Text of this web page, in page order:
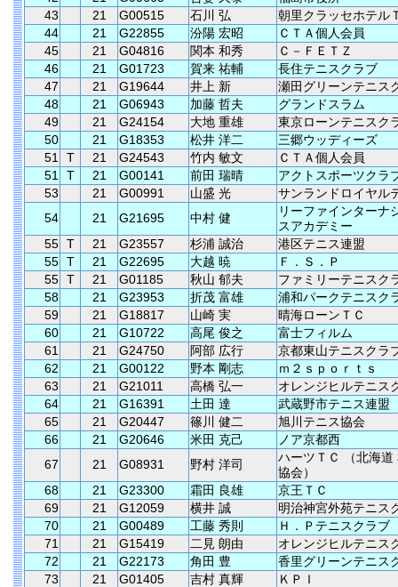
43
21 G00515 石川 弘
朝里クラッセホテル
44
21 G22855 汾陽 宏昭
ＣＴＡ個人会員
45
21 G04816 関本 和秀
Ｃ－ＦＥＴＺ
46
21 G01723 賀来 祐輔
長住テニスクラブ
47
21 G19644 井上 新
瀬田グリーンテニス
48
21 G06943 加藤 哲夫
グランドスラム
49
21 G24154 大地 重雄
東京ローンテニスク
50
21 G18353 松井 洋二
三郷ウッディーズ
51
T 21 G24543 竹内 敏文
ＣＴＡ個人会員
51
T 21 G00141 前田 瑞晴
アクトスポーツクラ
53
21 G00991 山盛 光
サンランドロイヤル
54
21 G21695 中村 健
リーファインターナ
スアカデミー
55 T 21 G23557 杉浦 誠治
港区テニス連盟
55 T 21 G22695 大越 暁
Ｆ．Ｓ．Ｐ
55 T 21 G01185 秋山 郁夫
ファミリーテニスク
58
21 G23953 折茂 富雄
浦和パークテニスク
59
21 G18817 山崎 実
晴海ローンＴＣ
60
21 G10722 高尾 俊之
富士フィルム
61
21 G24750 阿部 広行
京都東山テニスクラ
62
21 G00122 野本 剛志
ｍ２ｓｐｏｒｔｓ
63
21 G21011 高橋 弘一
オレンジヒルテニス
64
21 G16391 土田 達
武蔵野市テニス連盟
65
21 G20447 篠川 健二
旭川テニス協会
66
21 G20646 米田 克己
ノア京都西
67
21 G08931 野村 洋司
ハーツＴＣ （北海道
協会）
68
21 G23300 霜田 良雄
京王ＴＣ
69
21 G12059 横井 誠
明治神宮外苑テニス
70
21 G00489 工藤 秀則
Ｈ．Ｐテニスクラブ
71
21 G15419 二見 朗由
オレンジヒルテニス
72
21 G22173 角田 豊
香里グリーンテニス
73
21 G01405 吉村 真輝
ＫＰＩ